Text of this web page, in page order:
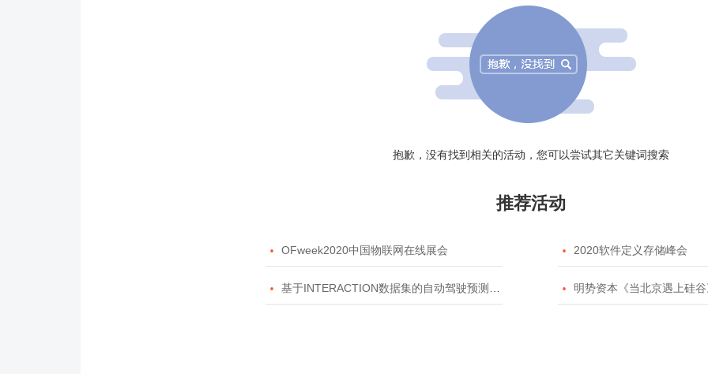
抱歉，没有找到相关的活动，您可以尝试其它关键词搜索
推荐活动
 OFweek2020中国物联网在线展会  2020软件定义存储峰会
 基于INTERACTION数据集的自动驾驶预测模型挑战赛  明势资本《当北京遇上硅谷》系列